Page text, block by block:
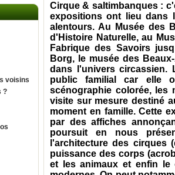
chez nos voisins
?
Cirque & saltimbanques :
expositions ont lieu dans
alentours. Au Musée des
d'Histoire Naturelle, au
Fabrique des Savoirs
Borg, le musée des
dans l'univers circassien.
public familial car elle
scénographie colorée,
visite sur mesure destiné
moment en famille. Cette
par des affiches
poursuit en nous
l'architecture des cirques
puissance des corps
et les animaux et enfin